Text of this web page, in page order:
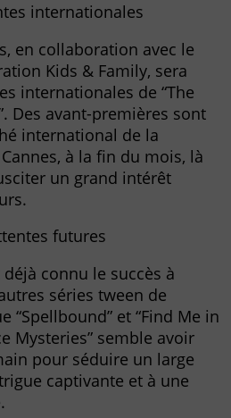
internationales
en collaboration avec le
Kids & Family, sera
internationales de “The
Des avant-premières sont
international de la
à la fin du mois, là
un grand intérêt
futures
connu le succès à
séries tween de
“Spellbound” et “Find Me in
Mysteries” semble avoir
pour séduire un large
captivante et à une